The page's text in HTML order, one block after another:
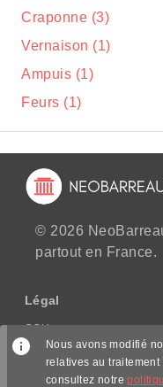
Craponne (3)
Vernaison (1)
Ampuis (1)
Feurs (1)
© 2026
partout en France.
Légal
CGU
CGV/CPPS
Nous avons modifié
relatives au
consultez notre